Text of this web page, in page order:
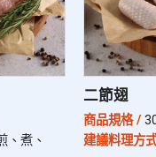
、煮、
二節翅
商品規格 /
建議料理方